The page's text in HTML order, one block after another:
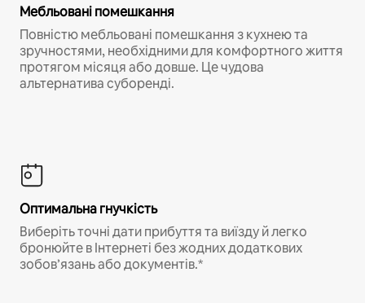
Мебльовані помешкання
Повністю мебльовані помешкання з кухнею та
зручностями, необхідними для комфортного життя
протягом місяця або довше. Це чудова
альтернатива суборенді.
Оптимальна гнучкість
Виберіть точні дати прибуття та виїзду й легко
бронюйте в Інтернеті без жодних додаткових
зобов’язань або документів.*